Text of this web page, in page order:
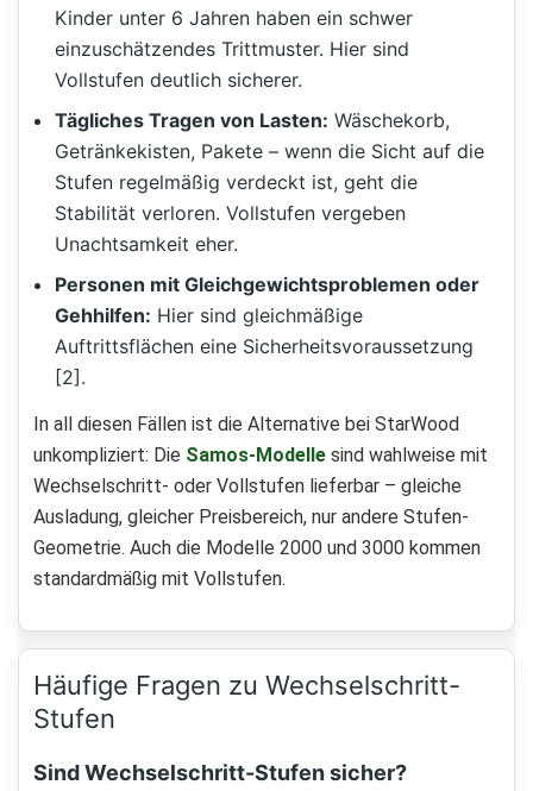
Kinder unter 6 Jahren haben ein schwer
einzuschätzendes Trittmuster. Hier sind
Vollstufen deutlich sicherer.
Tägliches Tragen von Lasten: Wäschekorb,
Getränkekisten, Pakete – wenn die Sicht auf die
Stufen regelmäßig verdeckt ist, geht die
Stabilität verloren. Vollstufen vergeben
Unachtsamkeit eher.
Personen mit Gleichgewichtsproblemen oder
Gehhilfen: Hier sind gleichmäßige
Auftrittsflächen eine Sicherheitsvoraussetzung
[2].
In all diesen Fällen ist die Alternative bei StarWood
unkompliziert: Die Samos-Modelle sind wahlweise mit
Wechselschritt- oder Vollstufen lieferbar – gleiche
Ausladung, gleicher Preisbereich, nur andere Stufen-
Geometrie. Auch die Modelle 2000 und 3000 kommen
standardmäßig mit Vollstufen.
Häufige Fragen zu Wechselschritt-
Stufen
Sind Wechselschritt-Stufen sicher?